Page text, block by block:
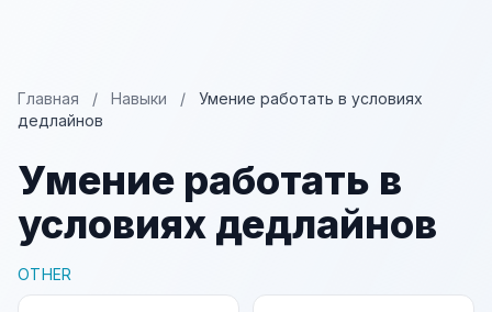
Главная / Навыки /
Умение работать в условиях
дедлайнов
Умение работать в
условиях дедлайнов
OTHER